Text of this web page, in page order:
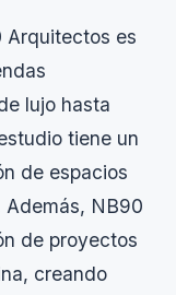
Arquitectos es
lujo hasta
tiene un
de espacios
Además, NB90
de proyectos
creando